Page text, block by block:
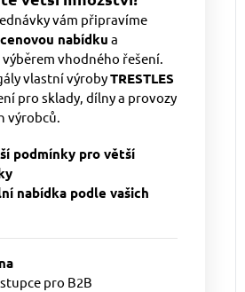
vám připravíme
nabídku a
výběrem vhodného řešení.
vlastní výrobyTRESTLES
pro sklady, dílny a provozy
výrobců.
podmínky pro větší
nabídka podle vašich
pro B2B